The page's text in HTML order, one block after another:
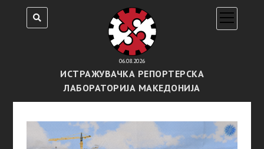
06.08.2026
ИСТРАЖУВАЧКА РЕПОРТЕРСКА
ЛАБОРАТОРИЈА МАКЕДОНИЈА
open
menu